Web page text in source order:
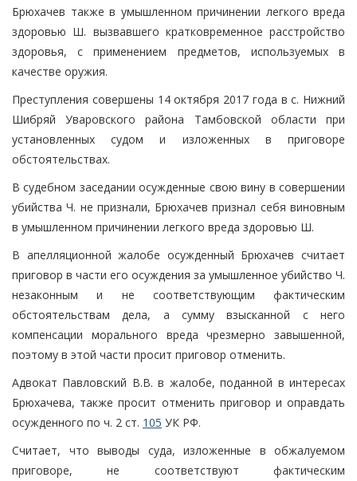
Брюхачев также в умышленном причинении легкого вреда
здоровью Ш. вызвавшего кратковременное расстройство
здоровья, с применением предметов, используемых в
качестве оружия.
Преступления совершены 14 октября 2017 года в с. Нижний
Шибряй Уваровского района Тамбовской области при
установленных судом и изложенных в приговоре
обстоятельствах.
В судебном заседании осужденные свою вину в совершении
убийства Ч. не признали, Брюхачев признал себя виновным
в умышленном причинении легкого вреда здоровью Ш.
В апелляционной жалобе осужденный Брюхачев считает
приговор в части его осуждения за умышленное убийство Ч.
незаконным и не соответствующим фактическим
обстоятельствам дела, а сумму взысканной с него
компенсации морального вреда чрезмерно завышенной,
поэтому в этой части просит приговор отменить.
Адвокат Павловский В.В. в жалобе, поданной в интересах
Брюхачева, также просит отменить приговор и оправдать
осужденного по ч. 2 ст. 105 УК РФ.
Считает, что выводы суда, изложенные в обжалуемом
приговоре, не соответствуют фактическим